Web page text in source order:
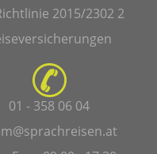
2015/2302 2
01 - 358 06 04